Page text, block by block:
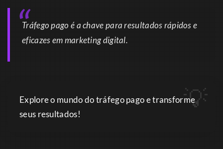
Tráfego pago é a chave para resultados rápidos e
eficazes em marketing digital.
Explore o mundo do tráfego pago e transforme
seus resultados!